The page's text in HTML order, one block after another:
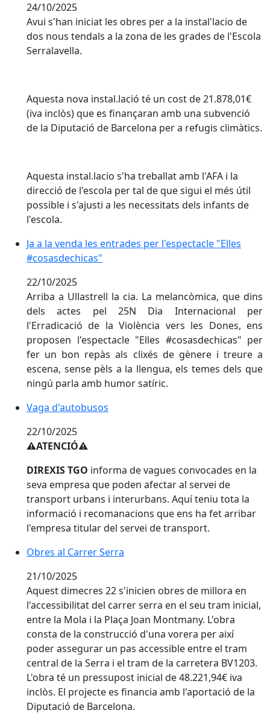
24/10/2025
Avui s'han iniciat les obres per a la instal'lacio de
dos nous tendals a la zona de les grades de l'Escola
Serralavella.
Aquesta nova instal.lació té un cost de 21.878,01€
(iva inclòs) que es finançaran amb una subvenció
de la Diputació de Barcelona per a refugis climàtics.
Aquesta instal.lacio s'ha treballat amb l'AFA i la
direcció de l'escola per tal de que sigui el més útil
possible i s'ajusti a les necessitats dels infants de
l'escola.
Ja a la venda les entrades per l'espectacle "Elles
Ja a la venda les entrades per l'espectacle "Elles
#cosasdechicas"
22/10/2025
Arriba a Ullastrell la cia. La melancòmica, que dins
dels actes pel 25N Dia Internacional per
l'Erradicació de la Violència vers les Dones, ens
proposen l'espectacle "Elles #cosasdechicas" per
fer un bon repàs als clixés de gènere i treure a
escena, sense pèls a la llengua, els temes dels que
ningú parla amb humor satíric.
Vaga d'autobusos
Vaga d'autobusos
22/10/2025
⚠️ATENCIÓ⚠️
DIREXIS TGO informa de vagues convocades en la
seva empresa que poden afectar al servei de
transport urbans i interurbans. Aquí teniu tota la
informació i recomanacions que ens ha fet arribar
l'empresa titular del servei de transport.
Obres al Carrer Serra
Obres al Carrer Serra
21/10/2025
Aquest dimecres 22 s'inicien obres de millora en
l'accessibilitat del carrer serra en el seu tram inicial,
entre la Mola i la Plaça Joan Montmany. L'obra
consta de la construcció d'una vorera per així
poder assegurar un pas accessible entre el tram
central de la Serra i el tram de la carretera BV1203.
L'obra té un pressupost inicial de 48.221,94€ iva
inclòs. El projecte es financia amb l'aportació de la
Diputació de Barcelona.